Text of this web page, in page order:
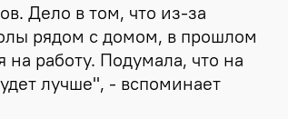
Дело в том, что из-за
рядом с домом, в прошлом
на работу. Подумала, что на
лучше", - вспоминает